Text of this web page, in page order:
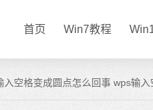
首页 Win7教程
入空格变成圆点怎么回事 wps输